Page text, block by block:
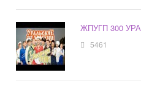
ЖПУГП 300
5461